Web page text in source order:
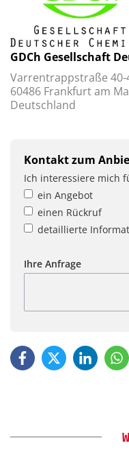
GDCh Gesellschaft
Varrentrappstraße 40-
60486 Frankfurt am
Deutschland
Kontakt zum
Ich interessiere mich
ein Angebot
einen Rückruf
detaillierte
Ihre Anfrage